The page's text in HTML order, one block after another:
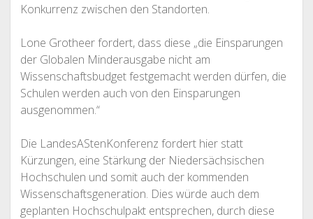
Konkurrenz zwischen den Standorten.
Lone Grotheer fordert, dass diese „die Einsparungen
der Globalen Minderausgabe nicht am
Wissenschaftsbudget festgemacht werden dürfen, die
Schulen werden auch von den Einsparungen
ausgenommen.“
Die LandesAStenKonferenz fordert hier statt
Kürzungen, eine Stärkung der Niedersächsischen
Hochschulen und somit auch der kommenden
Wissenschaftsgeneration. Dies würde auch dem
geplanten Hochschulpakt entsprechen, durch diese